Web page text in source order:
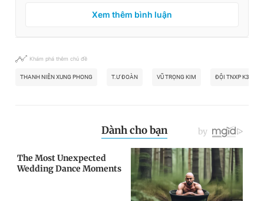
Xem thêm bình luận
Khám phá thêm chủ đề
THANH NIÊN XUNG PHONG T.Ư ĐOÀN VŨ TRỌNG KIM ĐỘI TNXP K3